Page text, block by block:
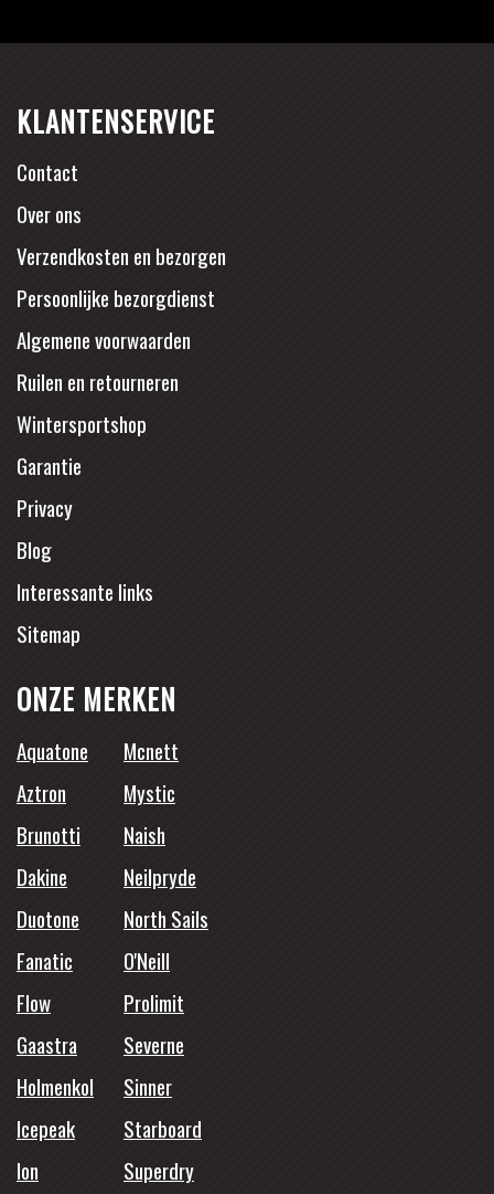
KLANTENSERVICE
Contact
Over ons
Verzendkosten en bezorgen
Persoonlijke bezorgdienst
Algemene voorwaarden
Ruilen en retourneren
Wintersportshop
Garantie
Privacy
Blog
Interessante links
Sitemap
ONZE MERKEN
Aquatone
Mcnett
Aztron
Mystic
Brunotti
Naish
Dakine
Neilpryde
Duotone
North Sails
Fanatic
O'Neill
Flow
Prolimit
Gaastra
Severne
Holmenkol
Sinner
Icepeak
Starboard
Ion
Superdry